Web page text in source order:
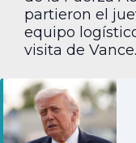
partieron el
equipo
visita de Vance.